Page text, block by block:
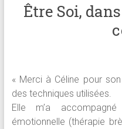
Être Soi,
« Merci à Céline pour
des techniques utilisées.
Elle m’a
émotionnelle (thérapie